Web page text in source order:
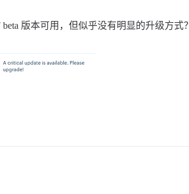
版本可用，但似乎没有明显的升级方式？